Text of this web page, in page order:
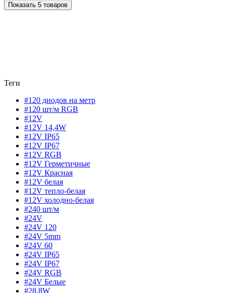
Показать 5 товаров
Теги
#120 диодов на метр
#120 шт/м RGB
#12V
#12V 14,4W
#12V IP65
#12V IP67
#12V RGB
#12V Герметичные
#12V Красная
#12V белая
#12V тепло-белая
#12V холодно-белая
#240 шт/м
#24V
#24V 120
#24V 5mm
#24V 60
#24V IP65
#24V IP67
#24V RGB
#24V Белые
#28,8W